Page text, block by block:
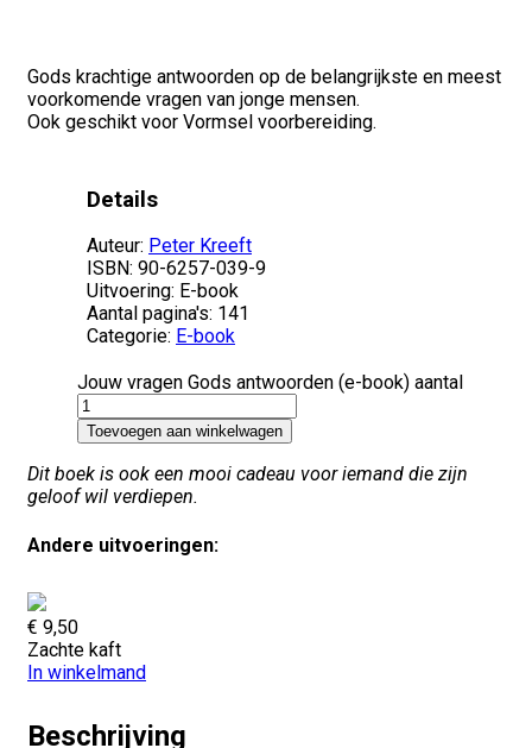
Gods krachtige antwoorden op de belangrijkste en meest
voorkomende vragen van jonge mensen.
Ook geschikt voor Vormsel voorbereiding.
Details
Auteur: Peter Kreeft
ISBN: 90-6257-039-9
Uitvoering: E-book
Aantal pagina's: 141
Categorie: E-book
Jouw vragen Gods antwoorden (e-book) aantal
Toevoegen aan winkelwagen
Dit boek is ook een mooi cadeau voor iemand die zijn
geloof wil verdiepen.
Andere uitvoeringen:
€ 9,50
Zachte kaft
In winkelmand
Beschrijving